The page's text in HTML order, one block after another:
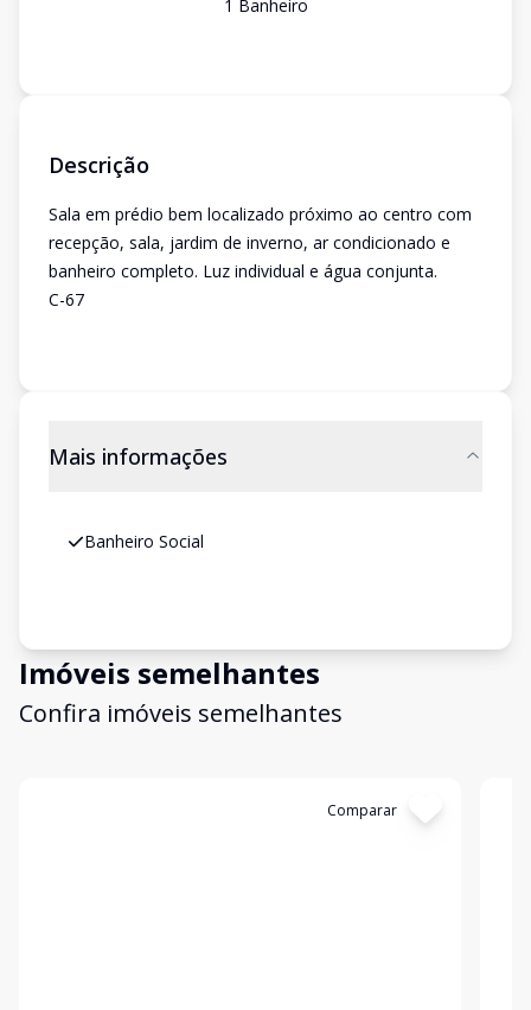
1 Banheiro
Descrição
Sala em prédio bem localizado próximo ao centro com
recepção, sala, jardim de inverno, ar condicionado e
banheiro completo. Luz individual e água conjunta.
C-67
Mais informações
Banheiro Social
Imóveis semelhantes
Confira imóveis semelhantes
Comparar